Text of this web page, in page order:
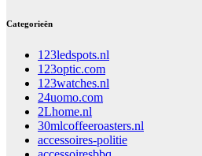
Categorieën
123ledspots.nl
123optic.com
123watches.nl
24uomo.com
2Lhome.nl
30mlcoffeeroasters.nl
accessoires-politie